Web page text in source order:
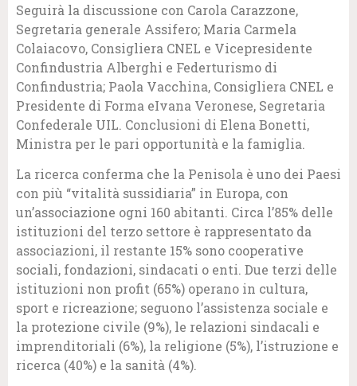
Seguirà la discussione con Carola Carazzone,
Segretaria generale Assifero; Maria Carmela
Colaiacovo, Consigliera CNEL e Vicepresidente
Confindustria Alberghi e Federturismo di
Confindustria; Paola Vacchina, Consigliera CNEL e
Presidente di Forma eIvana Veronese, Segretaria
Confederale UIL. Conclusioni di Elena Bonetti,
Ministra per le pari opportunità e la famiglia.
La ricerca conferma che la Penisola è uno dei Paesi
con più “vitalità sussidiaria” in Europa, con
un’associazione ogni 160 abitanti. Circa l’85% delle
istituzioni del terzo settore è rappresentato da
associazioni, il restante 15% sono cooperative
sociali, fondazioni, sindacati o enti. Due terzi delle
istituzioni non profit (65%) operano in cultura,
sport e ricreazione; seguono l’assistenza sociale e
la protezione civile (9%), le relazioni sindacali e
imprenditoriali (6%), la religione (5%), l’istruzione e
ricerca (40%) e la sanità (4%).